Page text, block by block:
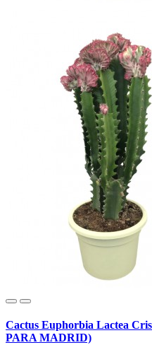
Cactus Euphorbia Lactea
PARA MADRID)